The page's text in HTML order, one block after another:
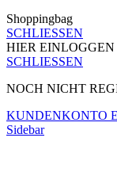
Shoppingbag
SCHLIESSEN
HIER EINLOGGEN
SCHLIESSEN
NOCH NICHT
KUNDENKONTO
Sidebar